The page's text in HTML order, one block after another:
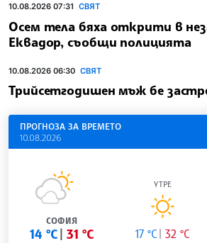
10.08.2026 07:31 СВЯТ
Осем тела бяха открити в
Еквадор, съобщи полицията
10.08.2026 06:30 СВЯТ
Трийсетгодишен мъж бе
ПРОГНОЗА ЗА ВРЕМЕТО
10.08.2026
СОФИЯ
14 °C 31 °C
УТРЕ
17 °C 32 °C